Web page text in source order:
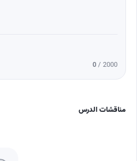
0/ 2000
مناقشات الدرس